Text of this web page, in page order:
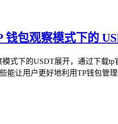
钱包观察模式下的
式下的USDT展开，通过下载
能让用户更好地利用TP钱包管